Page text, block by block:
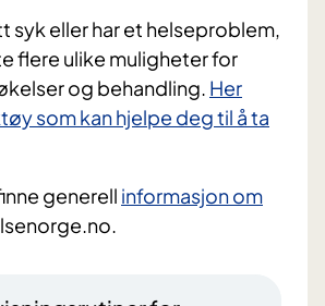
syk eller har et helseproblem,
flere ulike muligheter for
og behandling. Her
som kan hjelpe deg til å ta
generell informasjon om